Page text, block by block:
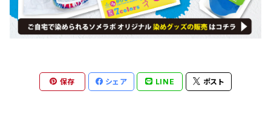
保存 シェア LINE ポスト